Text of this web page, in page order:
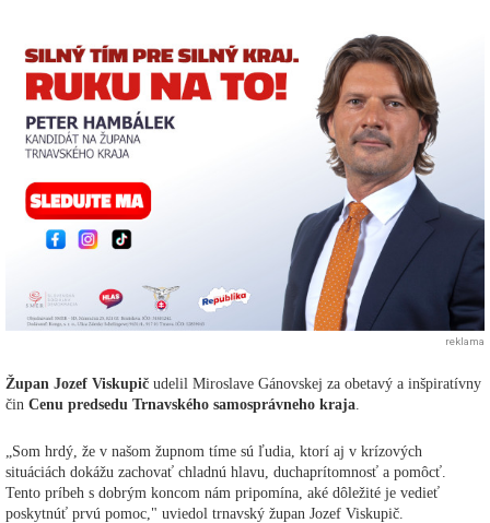
reklama
Župan Jozef Viskupič udelil Miroslave Gánovskej za obetavý a inšpiratívny
čin Cenu predsedu Trnavského samosprávneho kraja
„Som hrdý, že v našom župnom tíme sú ľudia, ktorí aj v krízových
situáciách dokážu zachovať chladnú hlavu, duchaprítomnosť a pomôcť.
Tento príbeh s dobrým koncom nám pripomína, aké dôležité je vedieť
poskytnúť prvú pomoc," uviedol trnavský župan Jozef Viskupič.